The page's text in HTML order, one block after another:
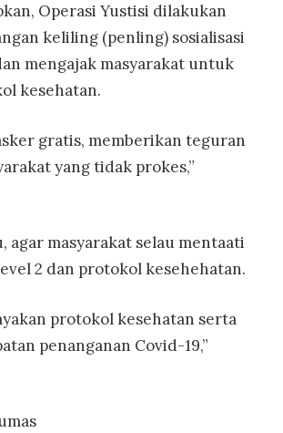
Operasi Yustisi dilakukan
keliling (penling) sosialisasi
mengajak masyarakat untuk
kesehatan.
gratis, memberikan teguran
yang tidak prokes,”
agar masyarakat selau mentaati
2 dan protokol kesehehatan.
protokol kesehatan serta
penanganan Covid-19,”